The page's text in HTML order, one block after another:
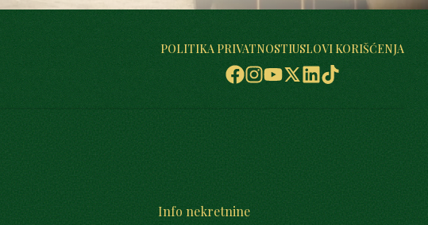
POLITIKA PRIVATNOSTIUSLOVI KORIŠĆENJA
Info nekretnine